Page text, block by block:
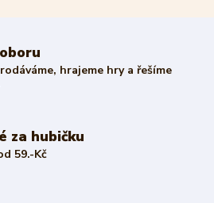
hrajeme hry a řešíme
za hubičku
59.-Kč